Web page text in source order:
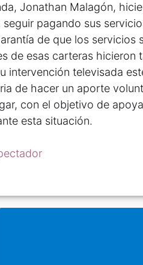
Jonathan Malagón,
seguir pagando sus
de que los servicios
de esas carteras hicieron
intervención televisada
de hacer un aporte
con el objetivo de
esta situación.